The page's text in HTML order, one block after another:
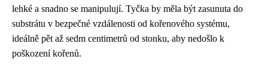
lehké a snadno se manipulují. Tyčka by měla být zasunuta do
substrátu v bezpečné vzdálenosti od kořenového systému,
ideálně pět až sedm centimetrů od stonku, aby nedošlo k
poškození kořenů.